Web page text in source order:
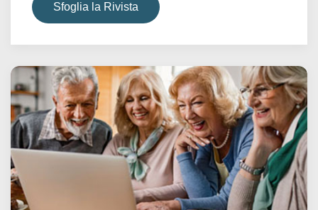
Sfoglia la Rivista